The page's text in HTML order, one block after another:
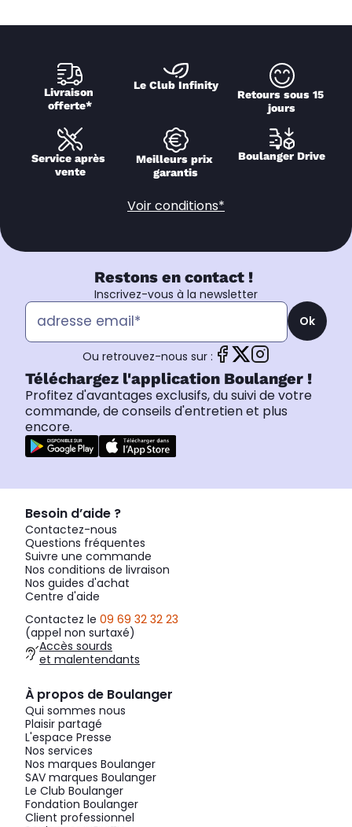
Livraison
offerte*
Le Club Infinity
Retours sous 15
jours
Service après
vente
Meilleurs prix
garantis
Boulanger Drive
Voir conditions*
Restons en contact !
Inscrivez-vous à la newsletter
Ok
Ou retrouvez-nous sur :
Téléchargez l'application Boulanger !
Profitez d'avantages exclusifs, du suivi de votre
commande, de conseils d'entretien et plus
encore.
Besoin d’aide ?
Contactez-nous
Questions fréquentes
Suivre une commande
Nos conditions de livraison
Nos guides d'achat
Centre d'aide
Contactez le 09 69 32 32 23
(appel non surtaxé)
Accès sourds
et malentendants
À propos de Boulanger
Qui sommes nous
Plaisir partagé
L'espace Presse
Nos services
Nos marques Boulanger
SAV marques Boulanger
Le Club Boulanger
Fondation Boulanger
Client professionnel